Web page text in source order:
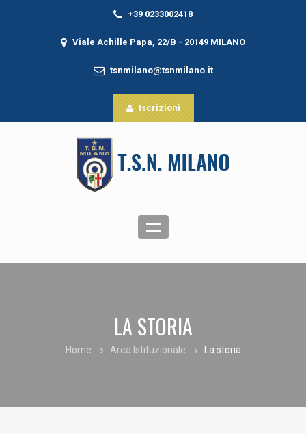
+39 0233002418
Viale Achille Papa, 22/B - 20149 MILANO
tsnmilano@tsnmilano.it
Iscrizioni
LA STORIA
Home Area Istituzionale La storia